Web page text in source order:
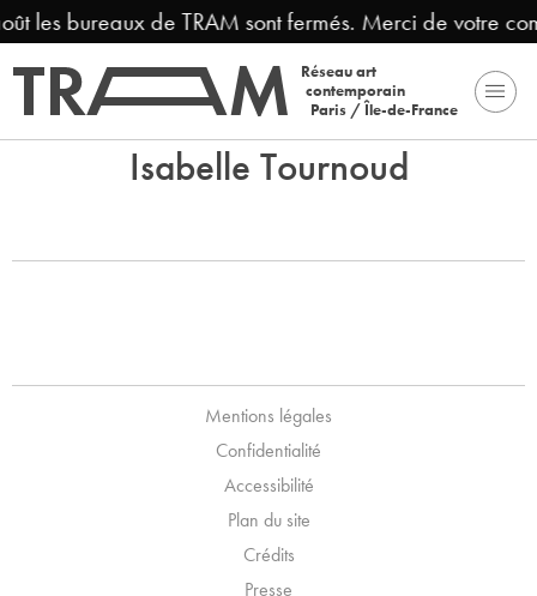
les bureaux de TRAM sont fermés. Merci de votre
Réseau art
contemporain
Paris / Île-de-France
Isabelle Tournoud
Mentions légales
Confidentialité
Accessibilité
Plan du site
Crédits
Presse